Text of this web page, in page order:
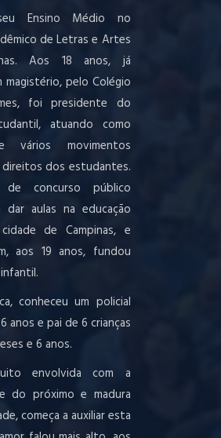
Ensino Médio no
de Letras e Artes
Aos 18 anos, já
magistério, pelo Colégio
foi presidente do
atuando como
vários movimentos
direitos dos estudantes.
concurso público
dar aulas na educação
de Campinas, e
aos 19 anos, fundou
conheceu um policial
anos e pai de 6 crianças
e 6 anos.
envolvida com a
do próximo e madura
começa a auxiliar esta